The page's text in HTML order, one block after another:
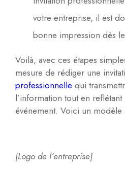
votre entreprise, il est
bonne impression dès
Voilà, avec ces étapes
mesure de rédiger une
professionnelle qui
l’information tout en
événement. Voici un
[Logo de l’entreprise]